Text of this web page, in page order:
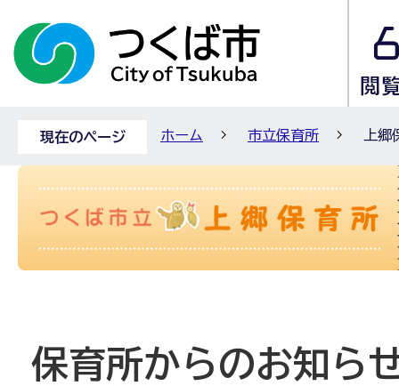
現在のページ ホーム 市立保育所 上郷
保育所からのお知ら